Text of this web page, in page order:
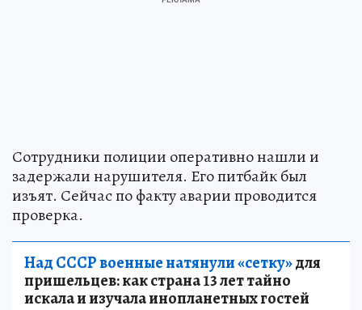
Сотрудники полиции оперативно нашли и
задержали нарушителя. Его питбайк был
изъят. Сейчас по факту аварии проводится
проверка.
Над СССР военные натянули «сетку»для
пришельцев: как страна 13 лет тайно
искала и изучала инопланетных гостей